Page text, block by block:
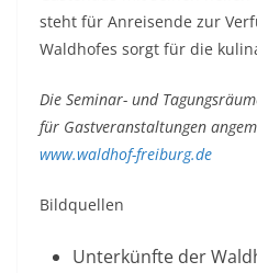
steht für Anreisende zur
Waldhofes sorgt für die
Die Seminar- und
für Gastveranstaltungen
www.waldhof-freiburg.de
Bildquellen
Unterkünfte der